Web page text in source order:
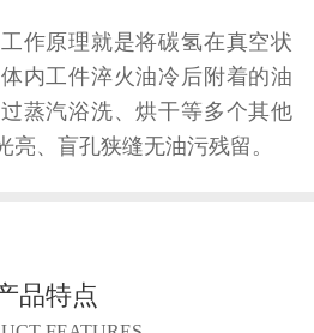
作原理就是将碳氢在真空状
内工件淬火油冷后附着的油
蒸汽浴洗、烘干等多个其他
亮、盲孔狭缝无油污残留。
品特点